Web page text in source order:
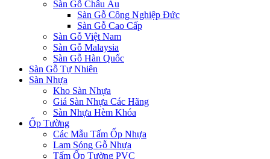
Sàn Gỗ Châu Âu
Sàn Gỗ Công Nghiệp Đức
Sàn Gỗ Cao Cấp
Sàn Gỗ Việt Nam
Sàn Gỗ Malaysia
Sàn Gỗ Hàn Quốc
Sàn Gỗ Tự Nhiên
Sàn Nhựa
Kho Sàn Nhựa
Giá Sàn Nhựa Các Hãng
Sàn Nhựa Hèm Khóa
Ốp Tường
Các Mẫu Tấm Ốp Nhựa
Lam Sóng Gỗ Nhựa
Tấm Ốp Tường PVC